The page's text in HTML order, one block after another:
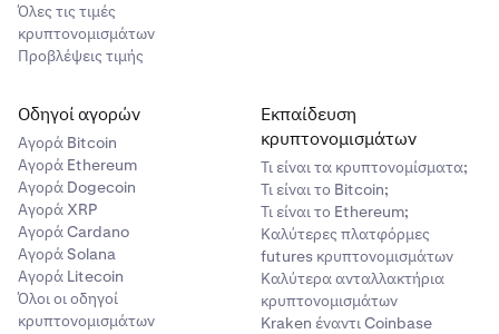
Όλες τις τιμές
κρυπτονομισμάτων
Προβλέψεις τιμής
Οδηγοί αγορών
Αγορά Bitcoin
Αγορά Ethereum
Αγορά Dogecoin
Αγορά XRP
Αγορά Cardano
Αγορά Solana
Αγορά Litecoin
Όλοι οι οδηγοί
κρυπτονομισμάτων
Εκπαίδευση
κρυπτονομισμάτων
Τι είναι τα κρυπτονομίσματα;
Τι είναι το Bitcoin;
Τι είναι το Ethereum;
Καλύτερες πλατφόρμες
futures κρυπτονομισμάτων
Καλύτερα ανταλλακτήρια
κρυπτονομισμάτων
Kraken έναντι Coinbase